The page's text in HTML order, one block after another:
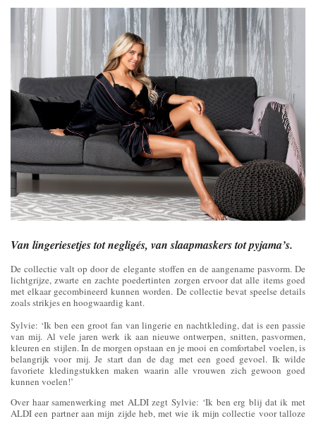
Van lingeriesetjes tot negligés, van slaapmaskers tot pyjama’s.
De collectie valt op door de elegante stoffen en de aangename pasvorm. De
lichtgrijze, zwarte en zachte poedertinten zorgen ervoor dat alle items goed
met elkaar gecombineerd kunnen worden. De collectie bevat speelse details
zoals strikjes en hoogwaardig kant.
Sylvie: ‘Ik ben een groot fan van lingerie en nachtkleding, dat is een passie
van mij. Al vele jaren werk ik aan nieuwe ontwerpen, snitten, pasvormen,
kleuren en stijlen. In de morgen opstaan ​​en je mooi en comfortabel voelen, is
belangrijk voor mij. Je start dan de dag met een goed gevoel. Ik wilde
favoriete kledingstukken maken waarin alle vrouwen zich gewoon goed
kunnen voelen!’
Over haar samenwerking met ALDI zegt Sylvie: ‘Ik ben erg blij dat ik met
ALDI een partner aan mijn zijde heb, met wie ik mijn collectie voor talloze